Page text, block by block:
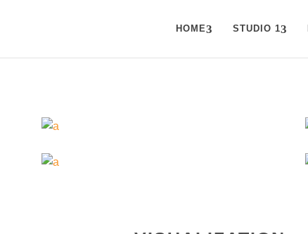
HOME STUDIO 1